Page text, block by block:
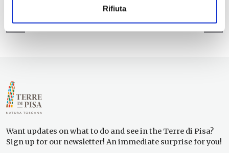
Rifiuta
Want updates on what to do and see in the Terre di Pisa?
Sign up for our newsletter! An immediate surprise for you!